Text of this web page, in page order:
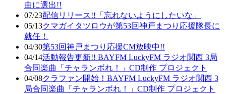
曲に選出!!
07/23配信リリース!!「忘れないようにしたいな」
05/13クマガイタツロウが第53回神戸まつり応援隊長に
就任！
04/30第53回神戸まつり応援CM放映中!!
04/14活動報告更新!! BAYFM LuckyFM ラジオ関西 3局
合同楽曲「チャランボれ！」CD制作 プロジェクト
04/08クラファン開始！BAYFM LuckyFM ラジオ関西 3
局合同楽曲「チャランボれ！」CD制作 プロジェクト